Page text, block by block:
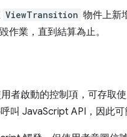
ViewTransition 物件上新
作業，直到結算為止。
者啟動的控制項，可存取
叫 JavaScript API，因此可